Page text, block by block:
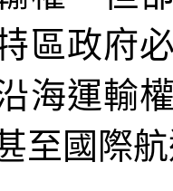
區政府
海運輸
至國際